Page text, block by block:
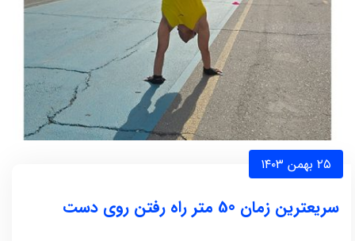
۲۵ بهمن ۱۴۰۳
سریعترین زمان 50 متر راه رفتن روی دست